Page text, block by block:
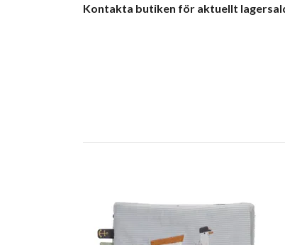
Kontakta butiken för aktuellt